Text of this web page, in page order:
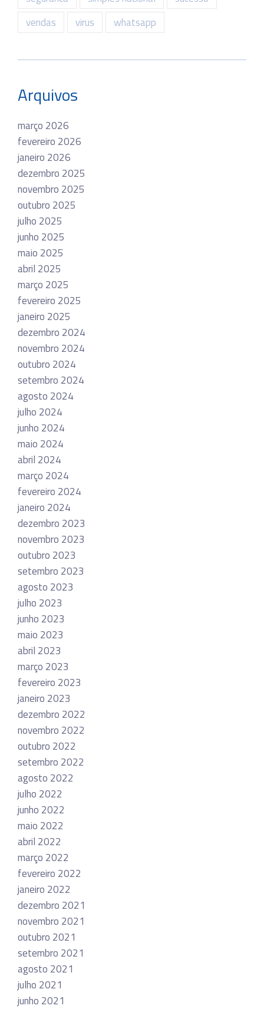
vendas
virus whatsapp
Arquivos
março 2026
fevereiro 2026
janeiro 2026
dezembro 2025
novembro 2025
outubro 2025
julho 2025
junho 2025
maio 2025
abril 2025
março 2025
fevereiro 2025
janeiro 2025
dezembro 2024
novembro 2024
outubro 2024
setembro 2024
agosto 2024
julho 2024
junho 2024
maio 2024
abril 2024
março 2024
fevereiro 2024
janeiro 2024
dezembro 2023
novembro 2023
outubro 2023
setembro 2023
agosto 2023
julho 2023
junho 2023
maio 2023
abril 2023
março 2023
fevereiro 2023
janeiro 2023
dezembro 2022
novembro 2022
outubro 2022
setembro 2022
agosto 2022
julho 2022
junho 2022
maio 2022
abril 2022
março 2022
fevereiro 2022
janeiro 2022
dezembro 2021
novembro 2021
outubro 2021
setembro 2021
agosto 2021
julho 2021
junho 2021